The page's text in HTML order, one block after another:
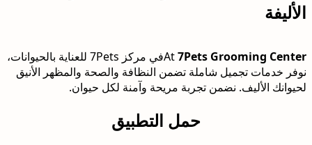
الأليفة
At7Pets Grooming Center
في مركز 7Pets للعناية بالحيوانات،
نوفر خدمات تجميل شاملة تضمن النظافة والصحة والمظهر الأنيق
لحيوانك الأليف. نضمن تجربة مريحة وآمنة لكل حيوان.
حمل التطبيق